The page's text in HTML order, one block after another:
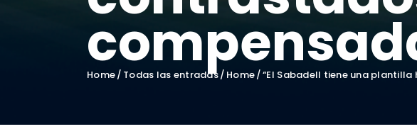
Home Todas las entradas Home “El Sabadell tiene una plantilla